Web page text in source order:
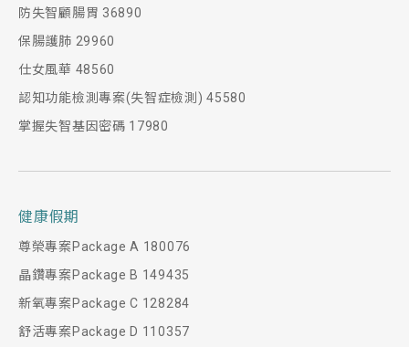
防失智顧腸胃 36890
保腸護肺 29960
仕女風華 48560
認知功能檢測專案(失智症檢測) 45580
掌握失智基因密碼 17980
健康假期
尊榮專案Package A 180076
晶鑽專案Package B 149435
新氧專案Package C 128284
舒活專案Package D 110357